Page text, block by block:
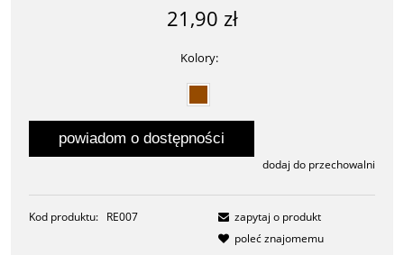
21,90 zł
Kolory:
powiadom o dostępności
dodaj do przechowalni
Kod produktu: RE007
zapytaj o produkt
poleć znajomemu